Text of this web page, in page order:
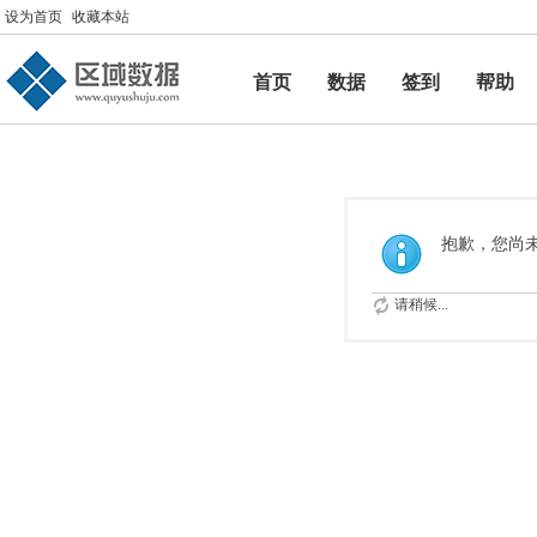
设为首页 收藏本站
首页 数据 签到
帮助
帮助
抱歉，您尚
请稍候...